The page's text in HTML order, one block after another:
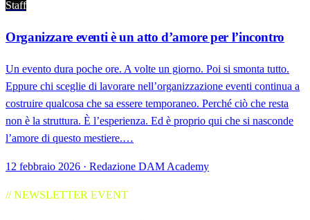
Staff
Organizzare eventi è un atto d’amore per l’incontro
Un evento dura poche ore. A volte un giorno. Poi si smonta tutto.
Eppure chi sceglie di lavorare nell’organizzazione eventi continua a
costruire qualcosa che sa essere temporaneo. Perché ciò che resta
non è la struttura. È l’esperienza. Ed è proprio qui che si nasconde
l’amore di questo mestiere.…
12 febbraio 2026 · Redazione DAM Academy
// NEWSLETTER EVENT